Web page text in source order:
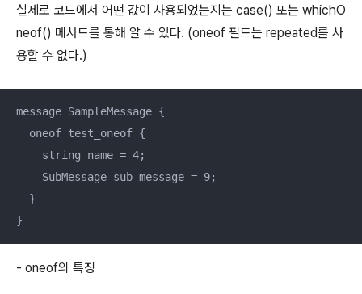
실제로 코드에서 어떤 값이 사용되었는지는 case() 또는 whichO
neof() 메서드를 통해 알 수 있다. (oneof 필드는 repeated를 사
용할 수 없다.)
message SampleMessage {
  oneof test_oneof {
    string name = 4;
    SubMessage sub_message = 9;
  }
}
- oneof의 특징